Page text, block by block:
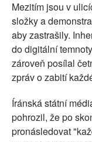
Mezitím jsou v
složky a
aby zastrašily.
do digitální
zároveň posílal
zpráv o zabití
Íránská státní
pohrozil, že po
pronásledovat